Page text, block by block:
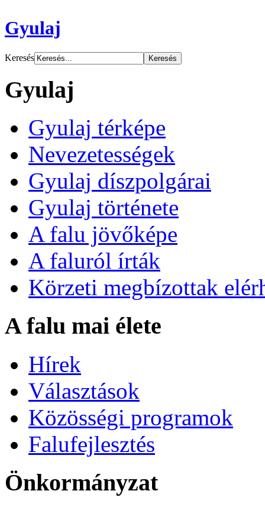
Gyulaj
Keresés
Gyulaj
Gyulaj térképe
Nevezetességek
Gyulaj díszpolgárai
Gyulaj története
A falu jövőképe
A faluról írták
Körzeti megbízottak
A falu mai élete
Hírek
Választások
Közösségi programok
Falufejlesztés
Önkormányzat